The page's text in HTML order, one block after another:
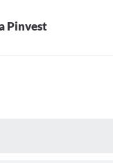
Pinvest